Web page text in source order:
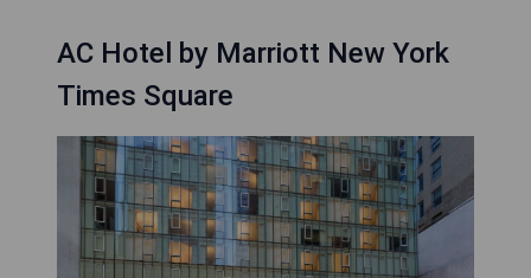
AC Hotel by Marriott New York
Times Square